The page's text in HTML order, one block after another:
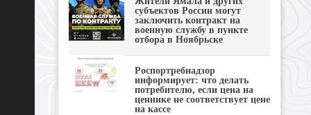
субъектов России могут
заключить контракт на
военную службу в пункте
отбора в Ноябрьске
Роспортребнадзор
информирует: что делать
потребителю, если цена на
ценнике не соответствует цене
на кассе